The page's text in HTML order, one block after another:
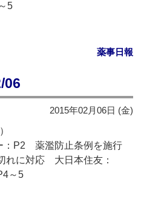
5
薬事日報
06
2015年02月06日 (金)
：P2 薬濫防止条例を施行
れに対応 大日本住友：
～5